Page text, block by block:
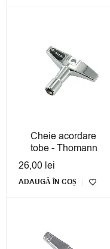
Cheie acordare
tobe - Thomann
26,00 lei
ADAUGĂ ÎN COȘ